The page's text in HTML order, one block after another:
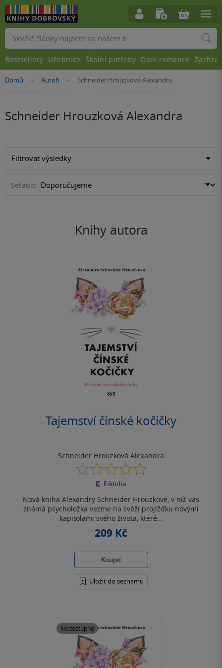
Nacházíte
Domů »Autoři »
Schneider Hrouzková Alexandra
Schneider Hrouzková Alexandra
Filtrovat výsledky
Seřadit:
Knihy autora
Tajemství čínské kočičky
Schneider Hrouzková Alexandra
0.0
z
5
E-kniha
Nová kniha Alexandry Schneider Hrouzkové, v níž vás
známá psycholožka vezme na svěží projížďku novými
kapitolami svého života, které...
209 Kč
Koupit
Uložit do seznamu
Nedostupné
Vyhledávání
Bestsellery Učebnice Školní potřeby Dark romance